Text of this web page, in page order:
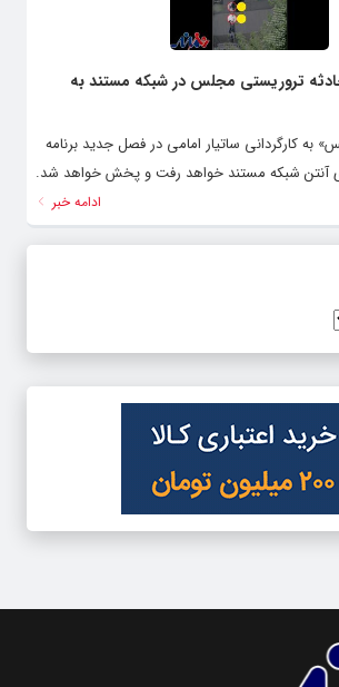
تروریستی مجلس در شبکه مستند به
کارگردانی ساتیار امامی در فصل جدید برنامه
آنتن شبکه مستند خواهد رفت و پخش خواهد شد.
ادامه خبر